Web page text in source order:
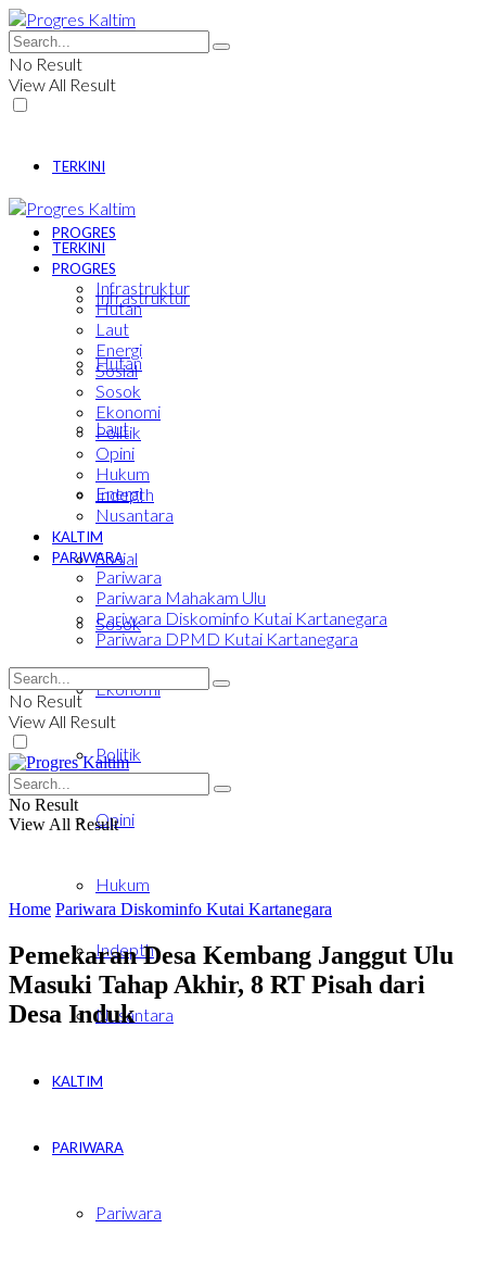
No Result
View All Result
TERKINI
PROGRES
Infrastruktur
Hutan
Laut
Energi
Sosial
Sosok
Ekonomi
Politik
Opini
Hukum
Indepth
Nusantara
KALTIM
PARIWARA
Pariwara
TERKINI
PROGRES
Infrastruktur
Hutan
Laut
Energi
Sosial
Sosok
Ekonomi
Politik
Opini
Hukum
Indepth
Nusantara
KALTIM
PARIWARA
Pariwara
Pariwara Mahakam Ulu
Pariwara Diskominfo Kutai Kartanegara
Pariwara DPMD Kutai Kartanegara
No Result
View All Result
No Result
View All Result
Home Pariwara Diskominfo Kutai Kartanegara
Pemekaran Desa Kembang Janggut Ulu
Masuki Tahap Akhir, 8 RT Pisah dari
Desa Induk